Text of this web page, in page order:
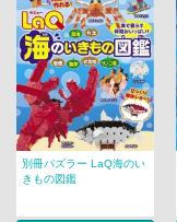
別冊パズラー LaQ海のい
きもの図鑑